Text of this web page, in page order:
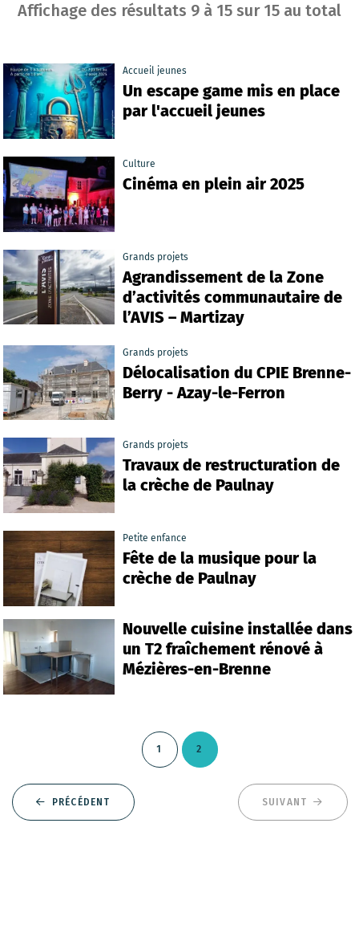
Affichage des résultats 9 à 15 sur 15 au total
Accueil jeunes
Un escape game mis en place
par l'accueil jeunes
Culture
Cinéma en plein air 2025
Grands projets
Agrandissement de la Zone
d’activités communautaire de
l’AVIS – Martizay
Grands projets
Délocalisation du CPIE Brenne-
Berry - Azay-le-Ferron
Grands projets
Travaux de restructuration de
la crèche de Paulnay
Petite enfance
Fête de la musique pour la
crèche de Paulnay
Nouvelle cuisine installée dans
un T2 fraîchement rénové à
Mézières-en-Brenne
PRÉCÉDENT
1 2
SUIVANT